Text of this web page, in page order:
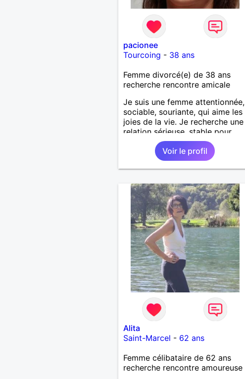
pacionee
Tourcoing - 38 ans
Femme divorcé(e) de 38 ans
recherche rencontre amicale
Je suis une femme attentionnée,
sociable, souriante, qui aime les
joies de la vie. Je recherche une
relation sérieuse, stable pour
rencontre sur la région de
Tourcoing. Ceux qui sont trop
loin, merci de ne pas me
contacter et pour les autres je
répondre et ce sera avec plaisir.
Voir le profil
Alita
Saint-Marcel - 62 ans
Femme célibataire de 62 ans
recherche rencontre amoureuse